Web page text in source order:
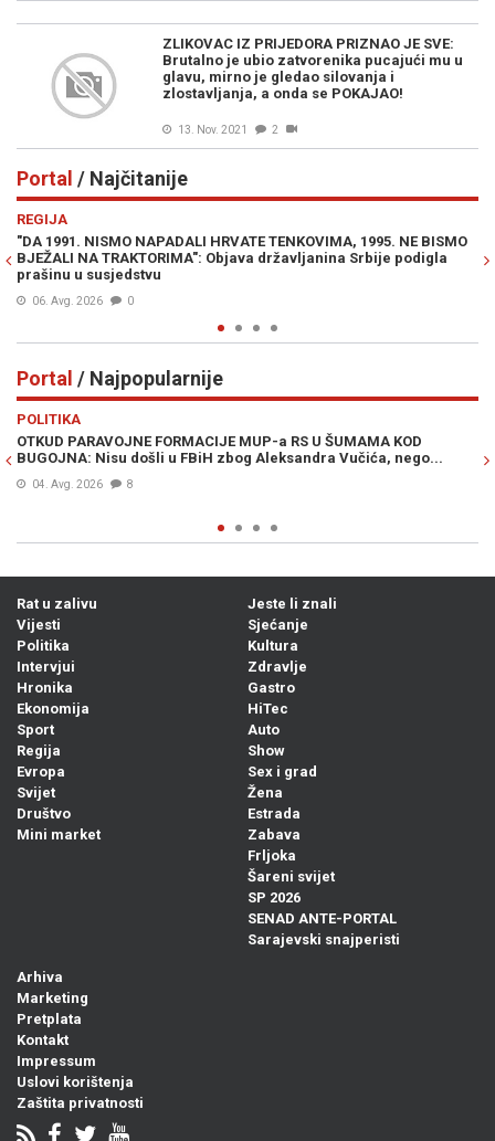
ZLIKOVAC IZ PRIJEDORA PRIZNAO JE SVE:
Brutalno je ubio zatvorenika pucajući mu u
glavu, mirno je gledao silovanja i
zlostavljanja, a onda se POKAJAO!
13. Nov. 2021 2
Portal / Najčitanije
REGIJA
"DA 1991. NISMO NAPADALI HRVATE TENKOVIMA, 1995. NE BISMO
BJEŽALI NA TRAKTORIMA": Objava državljanina Srbije podigla
prašinu u susjedstvu
06. Avg. 2026 0
Portal / Najpopularnije
POLITIKA
OTKUD PARAVOJNE FORMACIJE MUP-a RS U ŠUMAMA KOD
BUGOJNA: Nisu došli u FBiH zbog Aleksandra Vučića, nego...
04. Avg. 2026 8
Rat u zalivu
Vijesti
Politika
Intervjui
Hronika
Ekonomija
Sport
Regija
Evropa
Svijet
Društvo
Mini market
Jeste li znali
Sjećanje
Kultura
Zdravlje
Gastro
HiTec
Auto
Show
Sex i grad
Žena
Estrada
Zabava
Frljoka
Šareni svijet
SP 2026
SENAD ANTE-PORTAL
Sarajevski snajperisti
Arhiva
Marketing
Pretplata
Kontakt
Impressum
Uslovi korištenja
Zaštita privatnosti